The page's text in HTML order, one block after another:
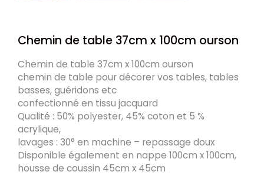
Chemin de table 37cm x 100cm ourson
Chemin de table 37cm x 100cm ourson
chemin de table pour décorer vos tables, tables
basses, guéridons etc
confectionné en tissu jacquard
Qualité : 50% polyester, 45% coton et 5 %
acrylique,
lavages : 30° en machine – repassage doux
Disponible également en nappe 100cm x 100cm,
housse de coussin 45cm x 45cm